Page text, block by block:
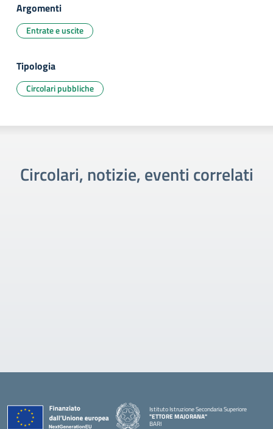
Argomenti
Entrate e uscite
Tipologia
Circolari pubbliche
Circolari, notizie, eventi correlati
Istituto Istruzione Secondaria Superiore
"ETTORE MAJORANA"
BARI